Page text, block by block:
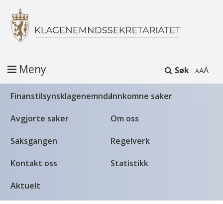
Søk A
Meny
FinanstilsynsklagenemndaInnkomne saker
Avgjorte saker Om oss
Saksgangen Regelverk
Kontakt oss Statistikk
Aktuelt